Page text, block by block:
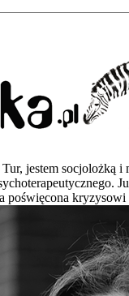
jestem socjolożką i
poświęcona